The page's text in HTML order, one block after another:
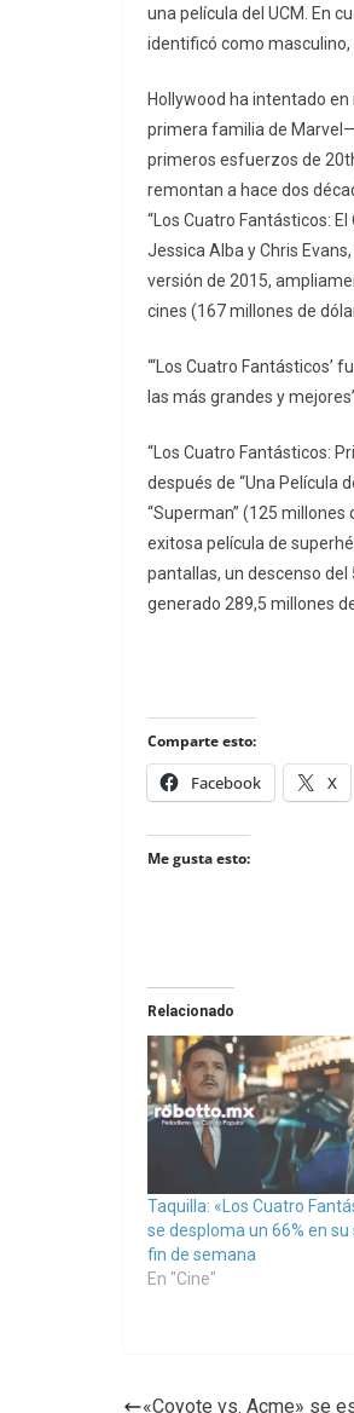
una película del UCM. En
identificó como
Hollywood ha intentado
primera familia de
primeros esfuerzos de
remontan a hace dos
“Los Cuatro Fantásticos:
Jessica Alba y Chris
versión de 2015,
cines (167 millones de
“‘Los Cuatro
las más grandes y
“Los Cuatro Fantásticos:
después de “Una Película
“Superman” (125
exitosa película de
pantallas, un descenso del
generado 289,5 millones
Comparte esto:
Facebook X
Me gusta esto:
Relacionado
Taquilla: «Los Cuatro
se desploma un 66% en su
fin de semana
En "Cine"
«Coyote vs. Acme» se